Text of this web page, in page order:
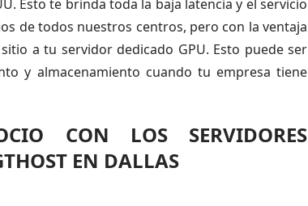
Esto te brinda toda la baja latencia y el servicio
de todos nuestros centros, pero con la ventaja
a tu servidor dedicado GPU. Esto puede ser
y almacenamiento cuando tu empresa tiene
CON LOS SERVIDORES
EN DALLAS